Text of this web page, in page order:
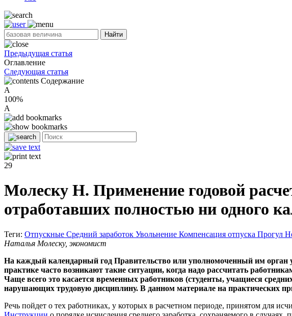
Найти
Предыдущая статья
Оглавление
Следующая статья
Содержание
A
100%
A
29
Молеску Н. Применение годовой
отработавших полностью ни одного
Теги: Отпускные Средний заработок Увольнение Компенсация отпуска Прогул
Наталья Молеску, экономист
На каждый календарный год Правительство или уполномоченный им орган
практике часто возникают такие ситуации, когда надо рассчитать
Чаще всего это касается временных работников (студенты, учащиеся
нарушающих трудовую дисциплину. В данном материале на практических
Речь пойдет о тех работниках, у которых в расчетном периоде, принятом для